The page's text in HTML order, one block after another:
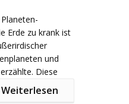
Erde zu krank ist
und
Diese
Der einzige
müssen alle
Weiterlesen